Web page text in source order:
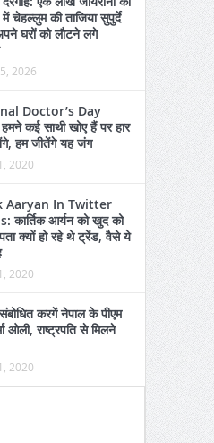
में चेहल्लुम की ताजिया सुपुर्दे
घरों को लौटने लगे
2026
Doctor’s Day
कई साथी खोए हैं पर हार
हम जीतेंगे यह जंग
2020
Aaryan In Twitter
कार्तिक आर्यन को खुद को
क्यों हो रहे थे ट्रेंड, वैसे ये
2020
करगें नेपाल के पीएम
ओली, राष्ट्रपति से मिलने
2020